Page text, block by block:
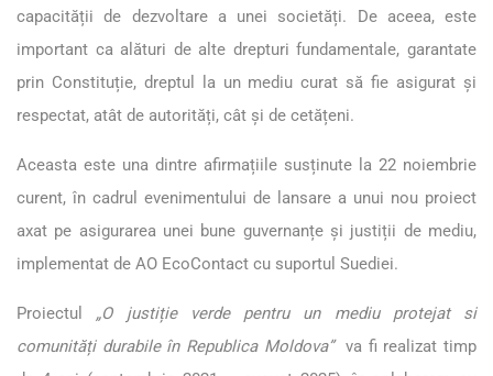
capacității de dezvoltare a unei societăți. De aceea, este
important ca alături de alte drepturi fundamentale, garantate
prin Constituție, dreptul la un mediu curat să fie asigurat și
respectat, atât de autorități, cât și de cetățeni.
Aceasta este una dintre afirmațiile susținute la 22 noiembrie
curent, în cadrul evenimentului de lansare a unui nou proiect
axat pe asigurarea unei bune guvernanțe și justiții de mediu,
implementat de AO EcoContact cu suportul Suediei.
Proiectul „O justiție verde pentru un mediu protejat si
comunități durabile în Republica Moldova” va fi realizat timp